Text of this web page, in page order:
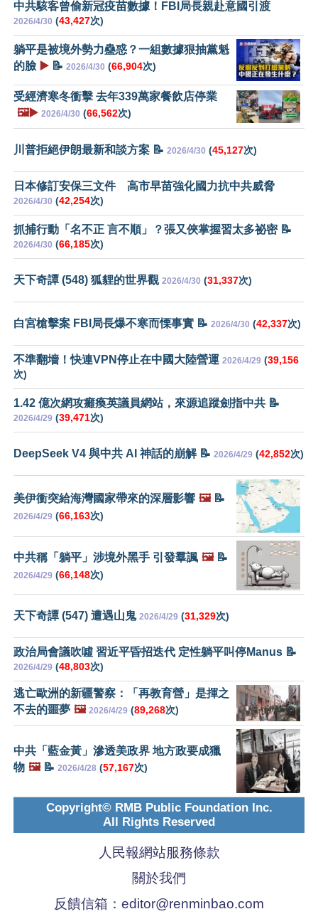
中共駭客曾偷新冠疫苗數據！FBI局長親赴意國引渡
2026/4/30 (43,427次)
躺平是被境外勢力蠱惑？一組數據狠抽黨魁
的臉 ▶️ 📝 2026/4/30 (66,904次)
受經濟寒冬衝擊 去年339萬家餐飲店停業
🖼️▶️ 2026/4/30 (66,562次)
川普拒絕伊朗最新和談方案 📝 2026/4/30 (45,127次)
日本修訂安保三文件 高市早苗強化國力抗中共威脅
2026/4/30 (42,254次)
抓捕行動「名不正 言不順」？張又俠掌握習太多祕密 📝
2026/4/30 (66,185次)
天下奇譚 (548) 狐貍的世界觀 2026/4/30 (31,337次)
白宮槍擊案 FBI局長爆不寒而慄事實 📝 2026/4/30 (42,337次)
不準翻墻！快連VPN停止在中國大陸營運 2026/4/29 (39,156
次)
1.42 億次網攻癱瘓英議員網站，來源追蹤劍指中共 📝
2026/4/29 (39,471次)
DeepSeek V4 與中共 AI 神話的崩解 📝 2026/4/29 (42,852次)
美伊衝突給海灣國家帶來的深層影響 🖼️📝
2026/4/29 (66,163次)
中共稱「躺平」涉境外黑手 引發羣諷 🖼️📝
2026/4/29 (66,148次)
天下奇譚 (547) 遭遇山鬼 2026/4/29 (31,329次)
政治局會議吹噓 習近平昏招迭代 定性躺平叫停Manus 📝
2026/4/29 (48,803次)
逃亡歐洲的新疆警察：「再教育營」是揮之
不去的噩夢 🖼️ 2026/4/29 (89,268次)
中共「藍金黃」滲透美政界 地方政要成獵
物 🖼️📝 2026/4/28 (57,167次)
Copyright© RMB Public Foundation Inc.
All Rights Reserved
人民報網站服務條款
關於我們
反饋信箱： editor@renminbao.com